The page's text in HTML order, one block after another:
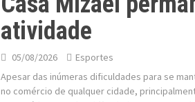
atividade
05/08/2026
Esportes
Apesar das inúmeras dificuldades para se
no comércio de qualquer cidade,